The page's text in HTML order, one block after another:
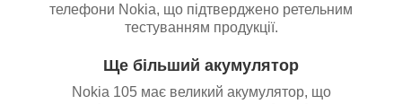
телефони Nokia, що підтверджено ретельним
тестуванням продукції.
Ще більший акумулятор
Nokia 105 має великий акумулятор, що